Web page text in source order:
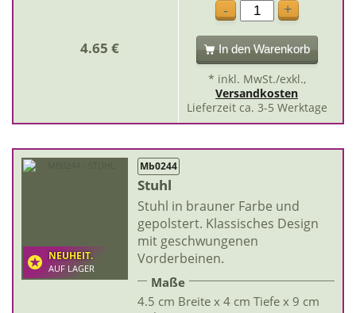
4.65 €
-
+
In den Warenkorb
* inkl. MwSt./exkl.,
Versandkosten
Lieferzeit ca. 3-5 Werktage
NEUHEIT.
AUF LAGER
Mb0244
Stuhl
Stuhl in brauner Farbe und
gepolstert. Klassisches Design
mit geschwungenen
Vorderbeinen.
Maße
4.5 cm Breite x 4 cm Tiefe x 9 cm